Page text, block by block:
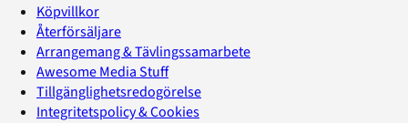
Köpvillkor
Återförsäljare
Arrangemang & Tävlingssamarbete
Awesome Media Stuff
Tillgänglighetsredogörelse
Integritetspolicy & Cookies